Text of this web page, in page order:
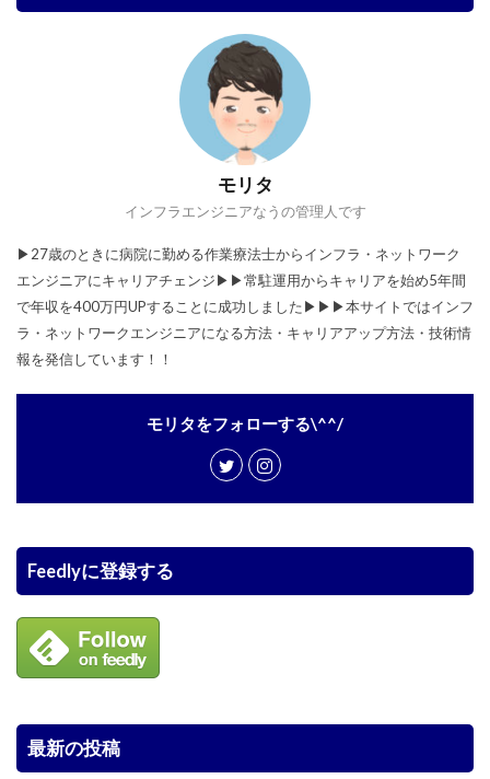
モリタ
インフラエンジニアなうの管理人です
▶︎27歳のときに病院に勤める作業療法士からインフラ・ネットワーク
エンジニアにキャリアチェンジ▶︎▶︎常駐運用からキャリアを始め5年間
で年収を400万円UPすることに成功しました▶︎▶︎▶︎本サイトではインフ
ラ・ネットワークエンジニアになる方法・キャリアアップ方法・技術情
報を発信しています！！
モリタをフォローする\^^/
Feedlyに登録する
最新の投稿